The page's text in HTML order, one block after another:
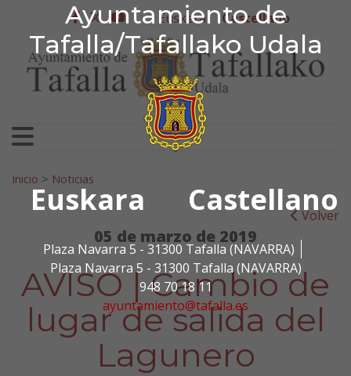
Ayuntamiento de
Tafalla/Tafallako Udala
Euskara Castellano
Plaza Navarra 5 - 31300 Tafalla (NAVARRA)
Plaza Navarra 5 - 31300 Tafalla (NAVARRA)
948 70 18 11
ayuntamiento@tafalla.es
Ir al contenido
Ayuntamiento de
facebook
twitter
youtube
Euskera Castellano
Search for:
Inicio > Noticias
Volver
05 de marzo de 2019
AVISO | Cambio de
lugar de salida del
Lagunero